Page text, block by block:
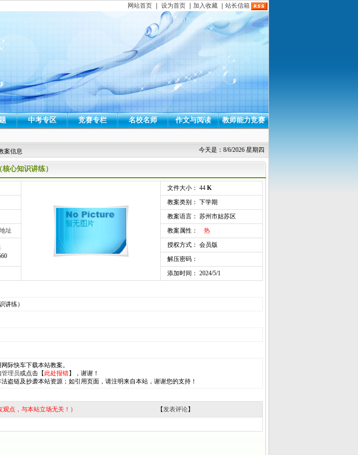
网站首页 设为首页 加入收藏 站长信箱
中考专区 竞赛专栏 名校名师 作文与阅读 教师能力竞赛
今天是：8/6/2026 星期四
案信息
心知识讲练）
文件大小： 44 K
教案类别： 下学期
教案语言： 苏州市姑苏区
址 教案属性： 热
授权方式： 会员版
解压密码：
添加时间： 2024/5/1
讲练）
际快车下载本站教案。
管理员或点击【 此处报错】，谢谢！
盗链及抄袭本站资源；如引用页面，请注明来自本站，谢谢您的支持！
观点，与本站立场无关！） 【发表评论】